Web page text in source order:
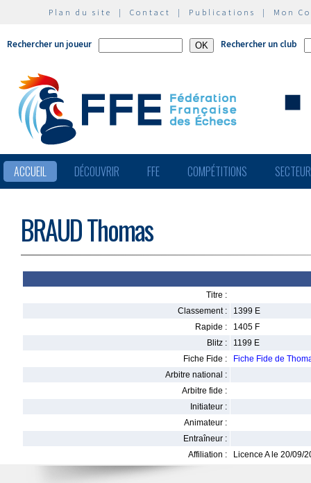
Plan du site | Contact | Publications | Mon
Rechercher un joueur Rechercher un club
ACCUEIL DÉCOUVRIR FFE COMPÉTITIONS
BRAUD Thomas
Titre :
Classement :
1399 E
Rapide :
1405 F
Blitz :
1199 E
Fiche Fide :
Fiche Fide de
Arbitre national :
Arbitre fide :
Initiateur :
Animateur :
Entraîneur :
Affiliation :
Licence A le 20/09/